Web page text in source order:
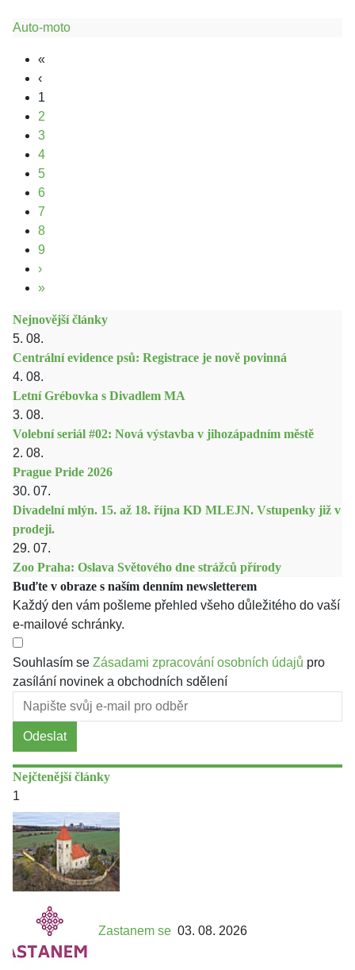
Auto-moto
«
‹
1
2
3
4
5
6
7
8
9
›
»
Nejnovější články
5. 08.
Centrální evidence psů: Registrace je nově povinná
4. 08.
Letní Grébovka s Divadlem MA
3. 08.
Volební seriál #02: Nová výstavba v jihozápadním městě
2. 08.
Prague Pride 2026
30. 07.
Divadelní mlýn. 15. až 18. října KD MLEJN. Vstupenky již v
prodeji.
29. 07.
Zoo Praha: Oslava Světového dne strážců přírody
Buďte v obraze s naším denním newsletterem
Každý den vám pošleme přehled všeho důležitého do vaší
e-mailové schránky.
Souhlasím se Zásadami zpracování osobních údajů pro
zasílání novinek a obchodních sdělení
Odeslat
Nejčtenější články
1
Zastanem se 03. 08. 2026